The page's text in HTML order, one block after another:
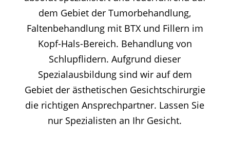
dem Gebiet der Tumorbehandlung,
Faltenbehandlung mit BTX und Fillern im
Kopf-Hals-Bereich. Behandlung von
Schlupflidern. Aufgrund dieser
Spezialausbildung sind wir auf dem
Gebiet der ästhetischen Gesichtschirurgie
die richtigen Ansprechpartner. Lassen Sie
nur Spezialisten an Ihr Gesicht.